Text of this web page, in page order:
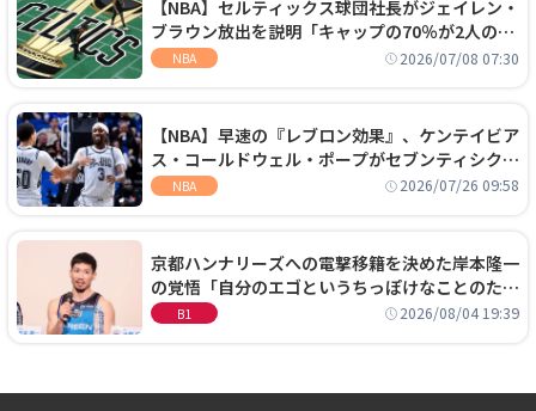
【NBA】セルティックス球団社長がジェイレン・
ブラウン放出を説明「キャップの70％が2人の選
手に集中するチームでは勝てない」
NBA 2026/07/08 07:30
【NBA】早速の『レブロン効果』、ケンテイビア
ス・コールドウェル・ポープがセブンティシクサ
ーズに1年契約で加入
NBA 2026/07/26 09:58
京都ハンナリーズへの電撃移籍を決めた岸本隆一
の覚悟「自分のエゴというちっぽけなことのため
に、京都に来たわけではない」
B1 2026/08/04 19:39